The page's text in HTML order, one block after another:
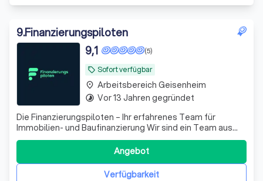
9.Finanzierungspiloten
local_offer Sofort verfügbar
(5)
9,1
Die Finanzierungspiloten – Ihr erfahrenes Team für
Immobilien- und Baufinanzierung Wir sind ein Team aus
Immobiliendarlehensvermittlern, Energieberatern,
Architekten, Bauingenieuren und Handwerksmeistern – mit
über 15 Jahren praktischer Erfahrung im Bau- und
Immobilienbereich. Unser Angebot: - Ve
Verfügbarkeit
Angebot
place Arbeitsbereich Geisenheim
timelapse Vor 13 Jahren gegründet